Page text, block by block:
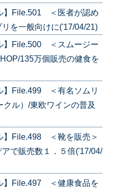
】File.501 ＜医者が認め
を一般向けに('17/04/21)
】File.500 ＜スムージー
135万個販売の健食を
】File.499 ＜有名ソムリ
ル）/東欧ワインの普及
】File.498 ＜靴を販売＞
で販売数１．５倍('17/04/
】File.497 ＜健康食品を